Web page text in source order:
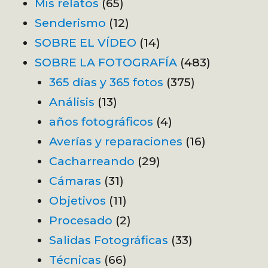
Mis relatos (65)
Senderismo (12)
SOBRE EL VÍDEO (14)
SOBRE LA FOTOGRAFÍA (483)
365 días y 365 fotos (375)
Análisis (13)
años fotográficos (4)
Averías y reparaciones (16)
Cacharreando (29)
Cámaras (31)
Objetivos (11)
Procesado (2)
Salidas Fotográficas (33)
Técnicas (66)